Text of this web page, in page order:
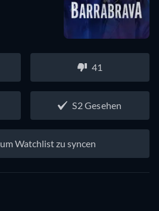
41
S2 Gesehen
, um Watchlist zu syncen